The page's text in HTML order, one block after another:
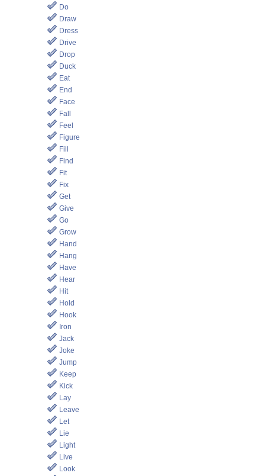
Do
Draw
Dress
Drive
Drop
Duck
Eat
End
Face
Fall
Feel
Figure
Fill
Find
Fit
Fix
Get
Give
Go
Grow
Hand
Hang
Have
Hear
Hit
Hold
Hook
Iron
Jack
Joke
Jump
Keep
Kick
Lay
Leave
Let
Lie
Light
Live
Look